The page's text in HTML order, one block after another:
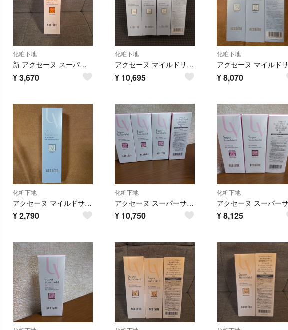
化粧下地
新 アクセーヌ スーパーサンシールド ブライトヴェール ピンクベージュ 01
¥3,670
化粧下地
アクセーヌ マイルドサンシールド 日焼け止め 化粧下地 22g 4点
¥ 10,695
化粧下地
¥8,070
化粧下地
アクセーヌ マイルドサンシールド 日焼け止め 化粧下地 22g 1点
¥2,790
化粧下地
アクセーヌ スーパーサンシールド ブライトフィット 40g 4点
¥ 10,750
化粧下地
¥8,125